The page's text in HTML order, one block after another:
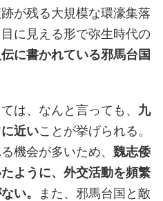
が残る大規模な環濠集落
に見える形で弥生時代の
に書かれている邪馬台国
は、なんと言っても、 九
近いことが挙げられる。
機会が多いため、 魏志倭
ように、外交活動を頻繁
い。
また、邪馬台国と敵